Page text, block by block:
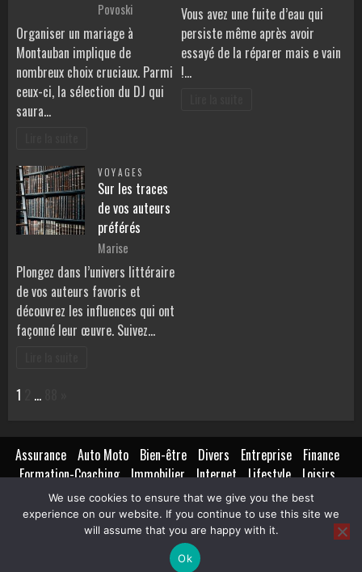
Povoski
Organiser un mariage à
Montauban implique de
nombreux choix cruciaux. Parmi
ceux-ci, la sélection du DJ qui
saura…
Vous avez une fuite d’eau qui
persiste même après avoir
essayé de la réparer mais e vain
!…
VOYAGES
Sur les traces
de vos auteurs
préférés
Marise
Plongez dans l’univers littéraire
de vos auteurs favoris et
découvrez les influences qui ont
façonné leur œuvre. Suivez…
Page:
1 …
Assurance Auto Moto Bien-être Divers Entreprise
Finance
Formation-Coaching Immobilier Internet Lifestyle Loisirs
Maison
Décoration Mariage Métiers
Agence référencement web Etanchéiste Spectacles
Mode
Pratique
Santé Séniors Transports Voyages
We use cookies to ensure that we give you the best
experience on our website. If you continue to use this site we
will assume that you are happy with it.
Ok